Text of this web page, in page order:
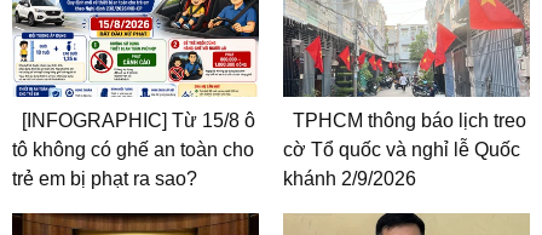
[INFOGRAPHIC] Từ 15/8 ô
tô không có ghế an toàn cho
trẻ em bị phạt ra sao?
TPHCM thông báo lịch treo
cờ Tổ quốc và nghỉ lễ Quốc
khánh 2/9/2026